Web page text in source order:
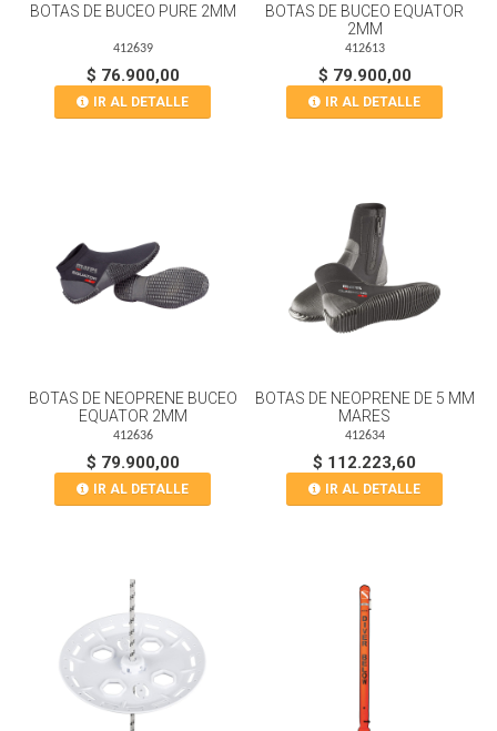
BOTAS DE BUCEO PURE 2MM
412639
$ 76.900,00
IR AL DETALLE
BOTAS DE BUCEO EQUATOR
2MM
412613
$ 79.900,00
IR AL DETALLE
BOTAS DE NEOPRENE BUCEO
EQUATOR 2MM
412636
$ 79.900,00
IR AL DETALLE
BOTAS DE NEOPRENE DE 5 MM
MARES
412634
$ 112.223,60
IR AL DETALLE